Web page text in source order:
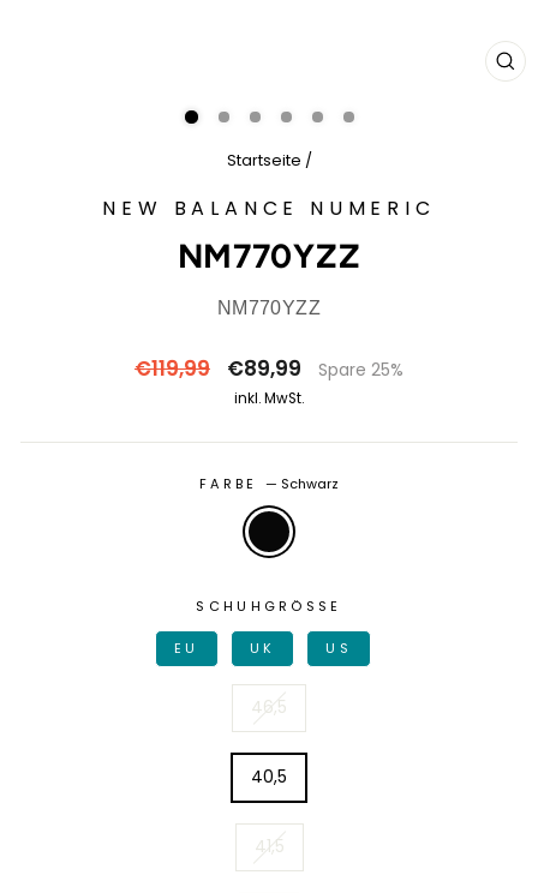
Startseite /
NEW BALANCE NUMERIC
NM770YZZ
NM770YZZ
Normaler
€119,99 Sonderpreis
€89,99 Spare 25%
inkl. MwSt.
FARBE — Schwarz
SCHUHGRÖSSE
EU UK US
46,5
40,5
41,5